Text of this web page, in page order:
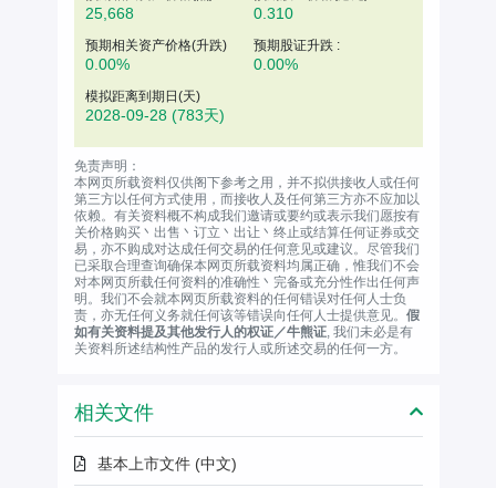
25,668 0.310
预期相关资产价格(升跌)
0.00%
预期股证升跌 :
0.00%
模拟距离到期日(天)
2028-09-28 (783天)
免责声明：
本网页所载资料仅供阁下参考之用，并不拟供接收人或任何
第三方以任何方式使用，而接收人及任何第三方亦不应加以
依赖。有关资料概不构成我们邀请或要约或表示我们愿按有
关价格购买丶出售丶订立丶出让丶终止或结算任何证券或交
易，亦不购成对达成任何交易的任何意见或建议。尽管我们
已采取合理查询确保本网页所载资料均属正确，惟我们不会
对本网页所载任何资料的准确性丶完备或充分性作出任何声
明。我们不会就本网页所载资料的任何错误对任何人士负
责，亦无任何义务就任何该等错误向任何人士提供意见。 假
如有关资料提及其他发行人的权证／牛熊证, 我们未必是有
关资料所述结构性产品的发行人或所述交易的任何一方。
相关文件
基本上市文件 (中文)